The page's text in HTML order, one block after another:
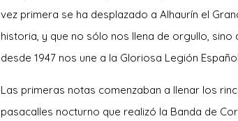
vez primera se ha desplazado a Alhaurín el
historia, y que no sólo nos llena de orgullo,
desde 1947 nos une a la Gloriosa Legión
Las primeras notas comenzaban a llenar los
pasacalles nocturno que realizó la Banda de